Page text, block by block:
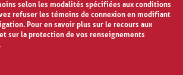
selon les modalités spécifiées aux conditions
refuser les témoins de connexion en modifiant
Pour en savoir plus sur le recours aux
sur la protection de vos renseignements